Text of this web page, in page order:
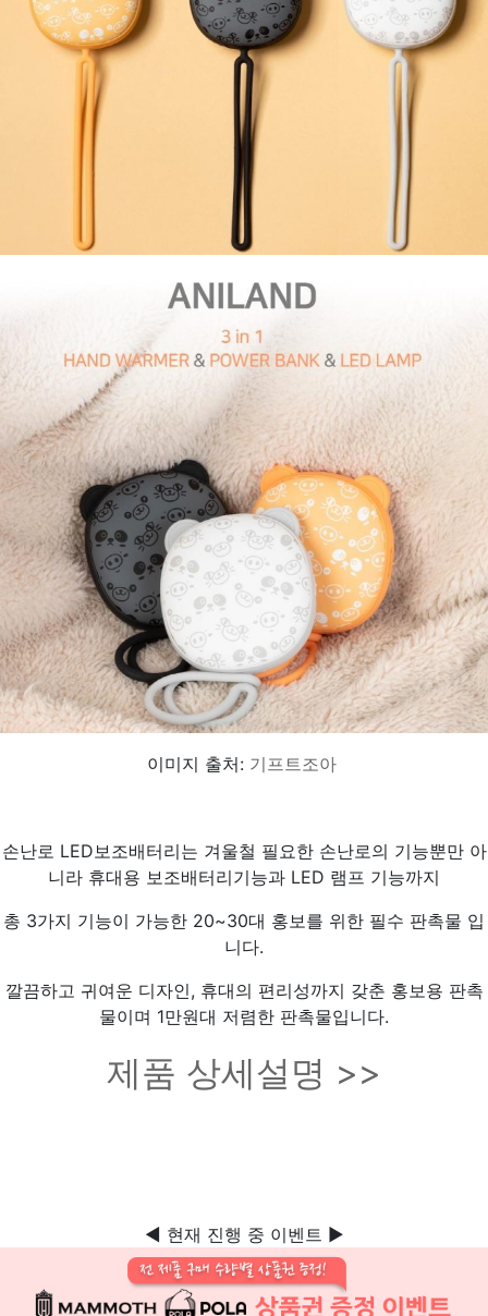
이미지 출처: 기프트조아
손난로 LED보조배터리는 겨울철 필요한 손난로의 기능뿐만 아
니라 휴대용 보조배터리기능과 LED 램프 기능까지
총 3가지 기능이 가능한 20~30대 홍보를 위한 필수 판촉물 입
니다.
깔끔하고 귀여운 디자인, 휴대의 편리성까지 갖춘 홍보용 판촉
물이며 1만원대 저렴한 판촉물입니다.
제품 상세설명 >>
◀ 현재 진행 중 이벤트 ▶